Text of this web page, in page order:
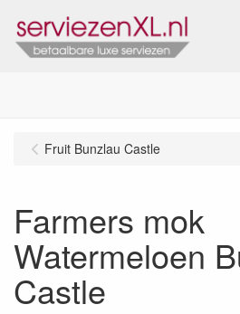
Fruit Bunzlau Castle
Farmers mok
Watermeloen
Castle